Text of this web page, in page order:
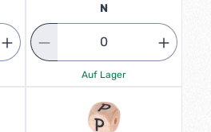
N
Auf Lager